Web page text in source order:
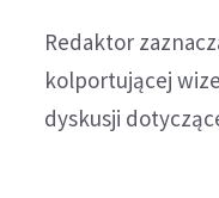
Redaktor
kolportującej
dyskusji